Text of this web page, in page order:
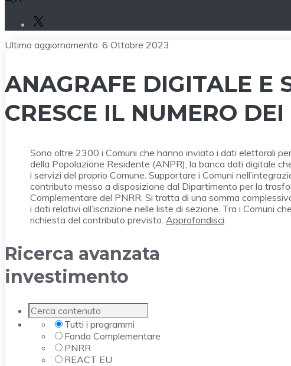
Ultimo aggiornamento: 6 Ottobre 2023
ANAGRAFE DIGITALE E
CRESCE IL NUMERO
Sono oltre 2300 i Comuni che hanno inviato i dati elettorali
della Popolazione Residente (ANPR), la banca dati digitale
i servizi del proprio Comune. Supportare i Comuni
contributo messo a disposizione dal Dipartimento per la
Complementare del PNRR. Si tratta di una somma
i dati relativi all’iscrizione nelle liste di sezione. Tra i Comuni
richiesta del contributo previsto. Approfondisci.
Ricerca avanzata
investimento
Tutti i programmi
Fondo Complementare
PNRR
REACT EU